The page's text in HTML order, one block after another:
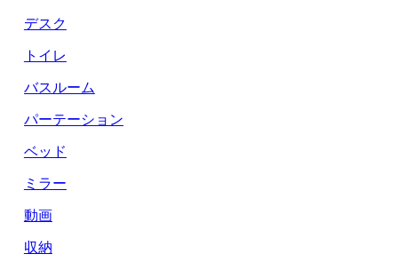
デスク
トイレ
バスルーム
パーテーション
ベッド
ミラー
動画
収納